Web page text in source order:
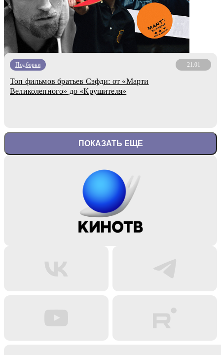
Подборки 21.01
Топ фильмов братьев Сэфди: от «Марти
Великолепного» до «Крушителя»
ПОКАЗАТЬ ЕЩЕ